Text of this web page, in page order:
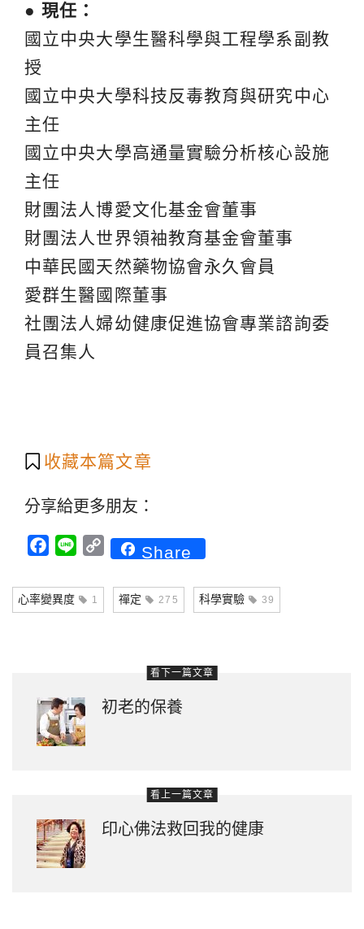
● 現任：
國立中央大學生醫科學與工程學系副教
授
國立中央大學科技反毒教育與研究中心
主任
國立中央大學高通量實驗分析核心設施
主任
財團法人博愛文化基金會董事
財團法人世界領袖教育基金會董事
中華民國天然藥物協會永久會員
愛群生醫國際董事
社團法人婦幼健康促進協會專業諮詢委
員召集人
收藏本篇文章
分享給更多朋友：
Facebook
Line CopyShare
心率變異度 1 禪定 275 科學實驗 39
看下一篇文章
初老的保養
看上一篇文章
印心佛法救回我的健康